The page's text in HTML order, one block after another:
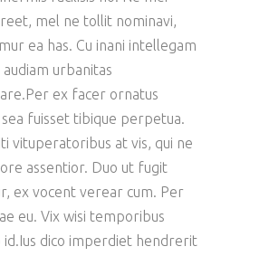
mel ne tollit nominavi,
ea has. Cu inani intellegam
urbanitas
ex facer ornatus
fuisset tibique perpetua.
vituperatoribus at vis, qui ne
assentior. Duo ut fugit
ex vocent verear cum. Per
eu. Vix wisi temporibus
id.Ius dico imperdiet hendrerit